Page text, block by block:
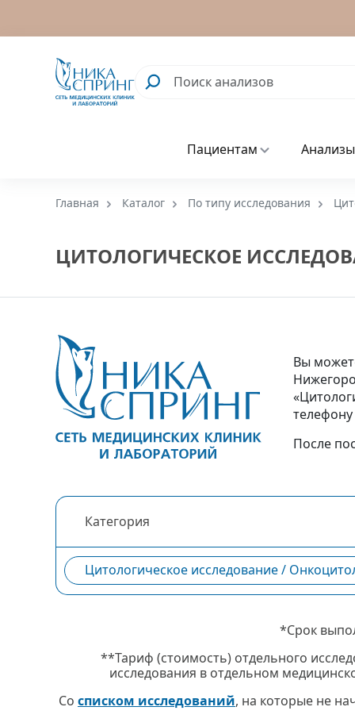
Пациентам
Главная Каталог По типу исследования
ЦИТОЛОГИЧЕСКОЕ
Вы
телефону
После
Категория
Цитологическое исследование /
*Срок
**Тариф (стоимость) отдельного
исследования в отдельном
Со списком исследований, на которые не